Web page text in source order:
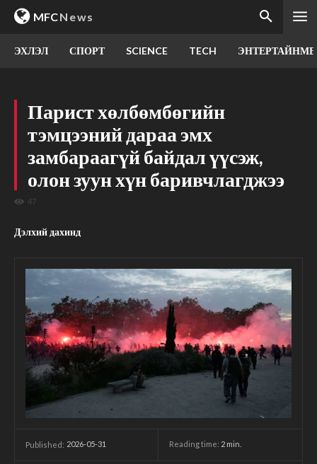
MFCNews
ЭХЛЭЛ СПОРТ SCIENCE TECH
Парист хөлбөмбөгийн
тэмцээний дараа эмх
замбараагүй байдал үүсэж,
олон зуун хүн баривчлагджээ
47
Дэлхий дахинд
Published: 2026-05-31 Reading time: 2 min.